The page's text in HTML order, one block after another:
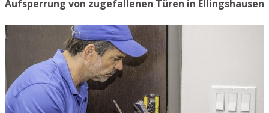
Aufsperrung von zugefallenen Türen in Ellingshausen